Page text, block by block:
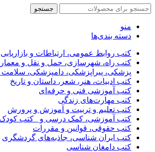
جستجو
منو
دسته بندی‌ها
کتب روابط عمومی، ارتباطات و بازاریابی
کتب راه، شهرسازی، حمل و نقل و
پزشکی، پیراپزشکی، دامپزشکی،
کتب ادبیات، هنر، شعر، داستان و تاریخ
کتب آموزشی فنی و حرفه‌ای
کتب مهارت‌های زندگی
کتب تعلیم و تربیت و آموزش و پرورش
کتب آموزشی، کمک درسی و _کتب کودک
کتب حقوقی، قوانین و مقررات
کتب ایران شناسی، جاذبه‌های گردشگری
کتب دامغان شناسی